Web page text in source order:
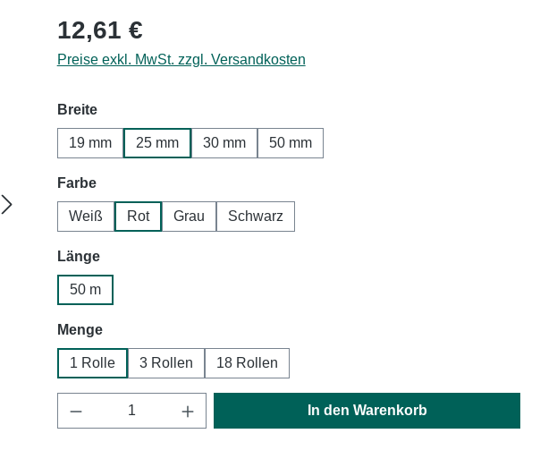
Regulärer Preis:
12,61 €
Preise exkl. MwSt. zzgl. Versandkosten
Breiteauswählen
19 mm 25 mm 30 mm 50 mm
Farbeauswählen
Weiß Rot Grau Schwarz
Längeauswählen
50 m
Mengeauswählen
1 Rolle 3 Rollen 18 Rollen
Produkt Anzahl: Gib den gewünschten Wert ein
In den Warenkorb